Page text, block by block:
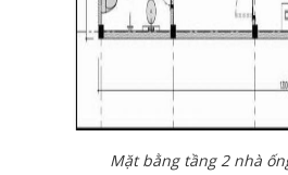
Mặt bằng tầng 2 nhà